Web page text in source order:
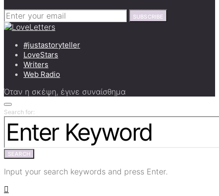
SUBSCRIBE
#justastoryteller
LoveStars
Writers
Web Radio
Όταν η σκέψη, έγινε συναίσθημα
Search for:
SEARCH
Input your search keywords and press Enter.